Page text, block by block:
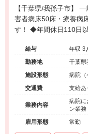
【千葉県/我孫子市】 一般病床 50床・緩和ケア病床 20床・障
害者病床50床・療養病
す！ ◆年間休日
給与
勤務地
千葉県
施設形態
病院（
交通費
支給あ
業務内容
病院に
ン業
雇用形態
常勤